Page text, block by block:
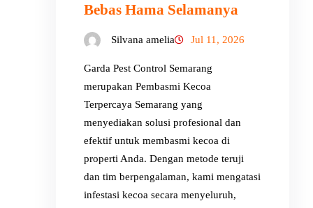
Bebas Hama Selamanya
Silvana amelia Jul 11, 2026
Garda Pest Control Semarang
merupakan Pembasmi Kecoa
Terpercaya Semarang yang
menyediakan solusi profesional dan
efektif untuk membasmi kecoa di
properti Anda. Dengan metode teruji
dan tim berpengalaman, kami mengatasi
infestasi kecoa secara menyeluruh,